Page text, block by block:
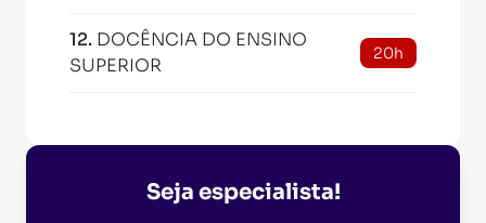
12. DOCÊNCIA DO ENSINO
SUPERIOR
20h
Seja especialista!